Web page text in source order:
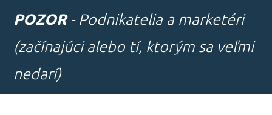
POZOR- Podnikatelia a marketéri
(začínajúci alebo tí, ktorým sa veľmi
nedarí)